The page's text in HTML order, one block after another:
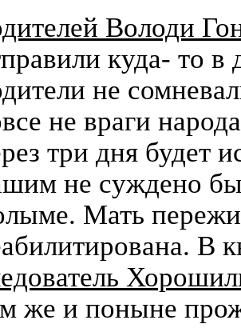
Володи
куда- то
не
не враги
три дня будет
не суждено
Мать
В
же и поныне